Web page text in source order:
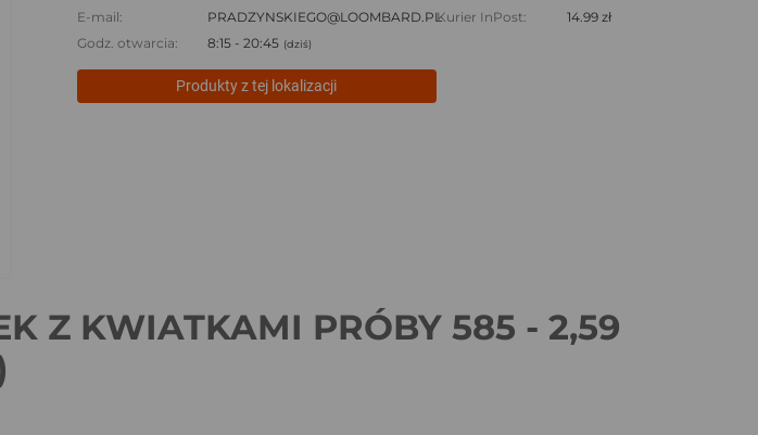
E-mail:
PRADZYNSKIEGO@LOOMBARD.PL
Godz. otwarcia:
8:15 - 20:45 (dziś)
Produkty z tej lokalizacji
Kurier InPost:
14.99 zł
Z KWIATKAMI PRÓBY 585 - 2,59